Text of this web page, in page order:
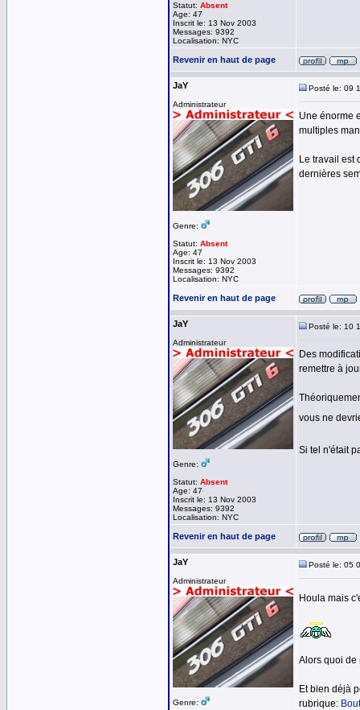
Statut: Absent
Age: 47
Inscrit le: 13 Nov 2003
Messages: 9392
Localisation: NYC
Revenir en haut de page
JaY
Administrateur
Genre:
Statut: Absent
Age: 47
Inscrit le: 13 Nov 2003
Messages: 9392
Localisation: NYC
Posté le: 09
Une énorme
multiples
Le travail est
dernières
Revenir en haut de page
JaY
Administrateur
Genre:
Statut: Absent
Age: 47
Inscrit le: 13 Nov 2003
Messages: 9392
Localisation: NYC
Posté le: 10
Des
remettre à
vous ne
Si tel n'était
Revenir en haut de page
JaY
Administrateur
Genre:
Posté le: 05
Houla mais
Alors quoi de
Et bien déjà
rubrique: